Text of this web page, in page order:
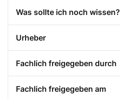
Was sollte ich noch wissen?
Urheber
Fachlich freigegeben durch
Fachlich freigegeben am